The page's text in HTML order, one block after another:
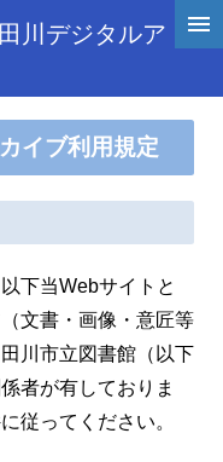
川デジタルア